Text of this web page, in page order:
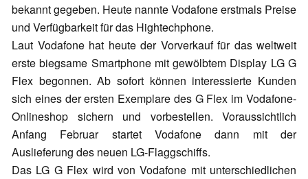
bekannt gegeben. Heute nannte Vodafone erstmals Preise
und Verfügbarkeit für das Hightechphone.
Laut Vodafone hat heute der Vorverkauf für das weltweit
erste biegsame Smartphone mit gewölbtem Display LG G
Flex begonnen. Ab sofort können interessierte Kunden
sich eines der ersten Exemplare des G Flex im Vodafone-
Onlineshop sichern und vorbestellen. Voraussichtlich
Anfang Februar startet Vodafone dann mit der
Auslieferung des neuen LG-Flaggschiffs.
Das LG G Flex wird von Vodafone mit unterschiedlichen